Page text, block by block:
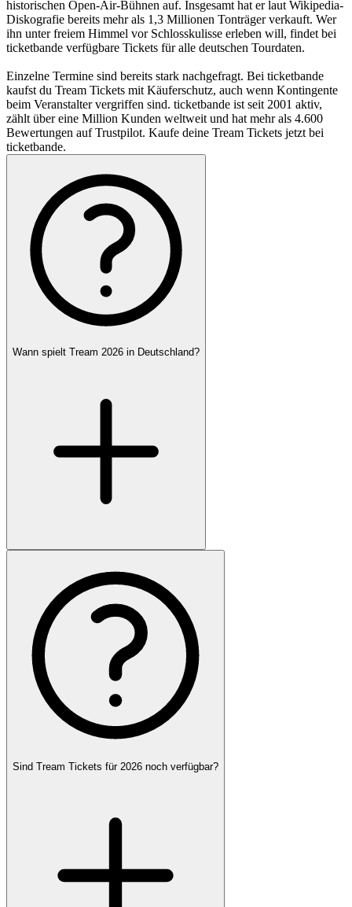
historischen Open-Air-Bühnen auf. Insgesamt hat er laut Wikipedia-
Diskografie bereits mehr als 1,3 Millionen Tonträger verkauft. Wer
ihn unter freiem Himmel vor Schlosskulisse erleben will, findet bei
ticketbande verfügbare Tickets für alle deutschen Tourdaten.
Einzelne Termine sind bereits stark nachgefragt. Bei ticketbande
kaufst du Tream Tickets mit Käuferschutz, auch wenn Kontingente
beim Veranstalter vergriffen sind. ticketbande ist seit 2001 aktiv,
zählt über eine Million Kunden weltweit und hat mehr als 4.600
Bewertungen auf Trustpilot. Kaufe deine Tream Tickets jetzt bei
ticketbande.
Wann spielt Tream 2026 in Deutschland?
Sind Tream Tickets für 2026 noch verfügbar?